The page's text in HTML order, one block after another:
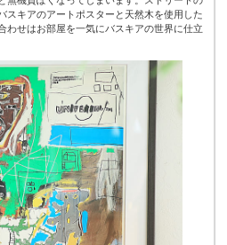
スキアのアートポスターと天然木を使用した
わせはお部屋を一気にバスキアの世界に仕立